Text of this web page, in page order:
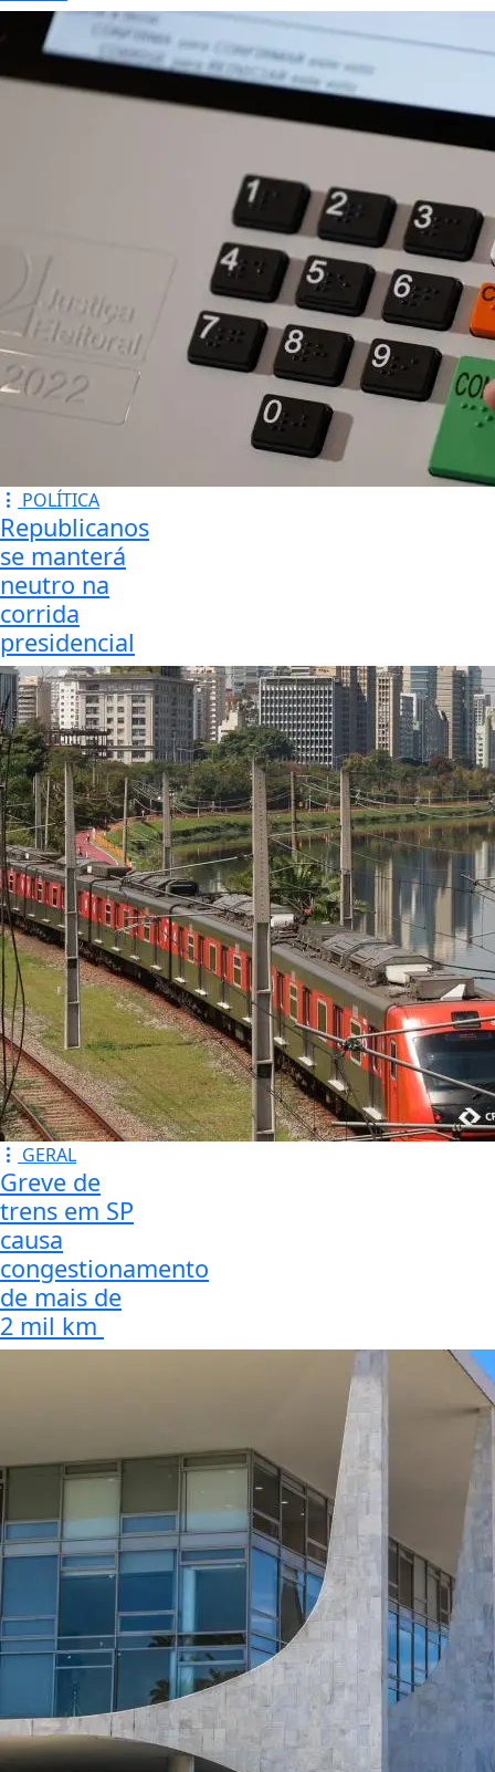
POLÍTICA
Republicanos
se manterá
neutro na
corrida
presidencial
GERAL
Greve de
trens em SP
causa
congestionamento
de mais de
2 mil km